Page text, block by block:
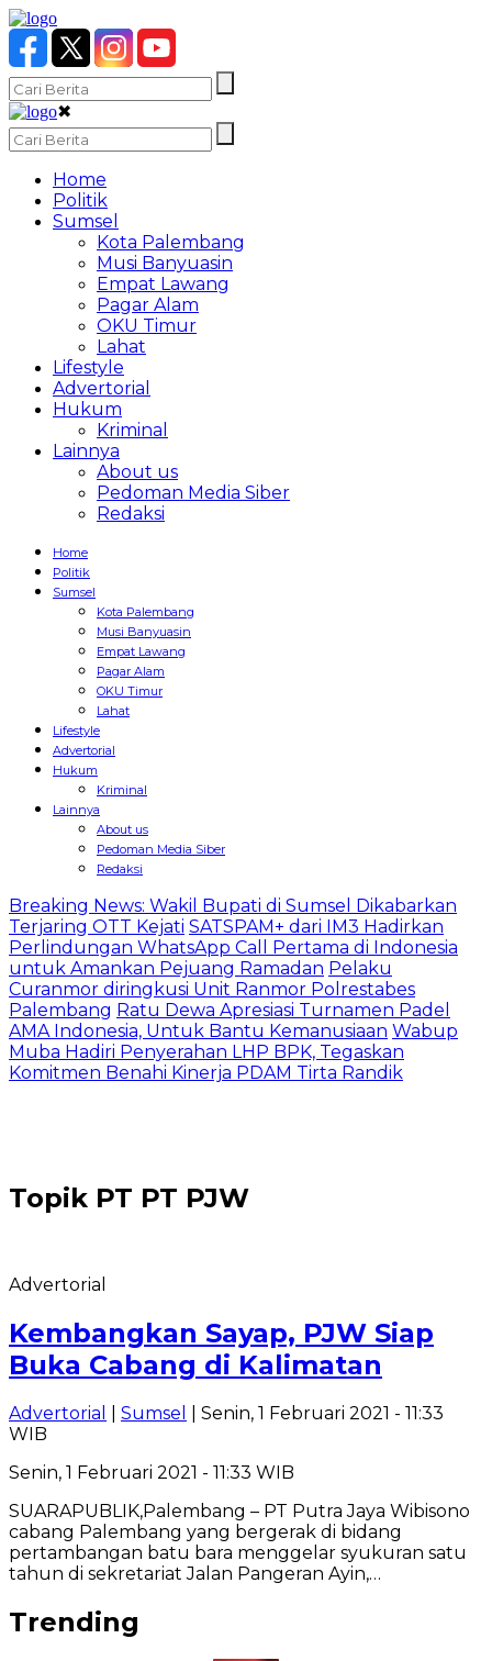
✖
Home
Politik
Sumsel
Kota Palembang
Musi Banyuasin
Empat Lawang
Pagar Alam
OKU Timur
Lahat
Lifestyle
Advertorial
Hukum
Kriminal
Lainnya
About us
Pedoman Media Siber
Redaksi
Home
Politik
Sumsel
Kota Palembang
Musi Banyuasin
Empat Lawang
Pagar Alam
OKU Timur
Lahat
Lifestyle
Advertorial
Hukum
Kriminal
Lainnya
About us
Pedoman Media Siber
Redaksi
Breaking News: Wakil Bupati di Sumsel Dikabarkan
Terjaring OTT Kejati SATSPAM+ dari IM3 Hadirkan
Perlindungan WhatsApp Call Pertama di Indonesia
untuk Amankan Pejuang Ramadan Pelaku
Curanmor diringkusi Unit Ranmor Polrestabes
Palembang Ratu Dewa Apresiasi Turnamen Padel
AMA Indonesia, Untuk Bantu Kemanusiaan Wabup
Muba Hadiri Penyerahan LHP BPK, Tegaskan
Komitmen Benahi Kinerja PDAM Tirta Randik
Topik PT PT PJW
Advertorial
Kembangkan Sayap, PJW Siap
Buka Cabang di Kalimatan
Advertorial Sumsel
| Senin, 1 Februari 2021 - 11:33
WIB
Senin, 1 Februari 2021 - 11:33 WIB
SUARAPUBLIK,Palembang – PT Putra Jaya Wibisono
cabang Palembang yang bergerak di bidang
pertambangan batu bara menggelar syukuran satu
tahun di sekretariat Jalan Pangeran Ayin,…
Trending